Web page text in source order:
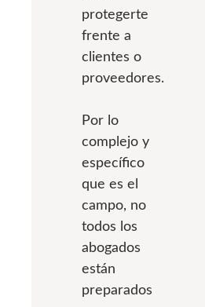
protegerte
frente a
clientes o
proveedores.
Por lo
complejo y
específico
que es el
campo, no
todos los
abogados
están
preparados